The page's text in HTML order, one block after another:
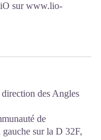
surwww.lio-
des Angles
de
gauche sur la D 32F,